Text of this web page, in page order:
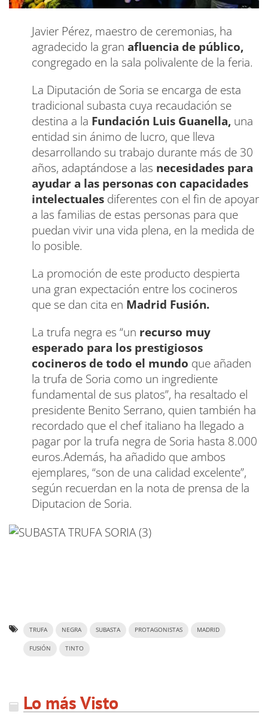
Javier Pérez, maestro de ceremonias, ha
agradecido la gran afluencia de público,
congregado en la sala polivalente de la feria.
La Diputación de Soria se encarga de esta
tradicional subasta cuya recaudación se
destina a la Fundación Luis Guanella,una
entidad sin ánimo de lucro, que lleva
desarrollando su trabajo durante más de 30
años, adaptándose a las necesidades para
ayudar a las personas con capacidades
intelectuales diferentes con el fin de apoyar
a las familias de estas personas para que
puedan vivir una vida plena, en la medida de
lo posible.
La promoción de este producto despierta
una gran expectación entre los cocineros
que se dan cita en Madrid Fusión.
La trufa negra es “un recurso muy
esperado para los prestigiosos
cocineros de todo el mundo que añaden
la trufa de Soria como un ingrediente
fundamental de sus platos”, ha resaltado el
presidente Benito Serrano, quien también ha
recordado que el chef italiano ha llegado a
pagar por la trufa negra de Soria hasta 8.000
euros.Además, ha añadido que ambos
ejemplares, “son de una calidad excelente”,
según recuerdan en la nota de prensa de la
Diputacion de Soria.
TRUFA NEGRA SUBASTA PROTAGONISTAS MADRID
FUSIÓN TINTO
Lo más Visto